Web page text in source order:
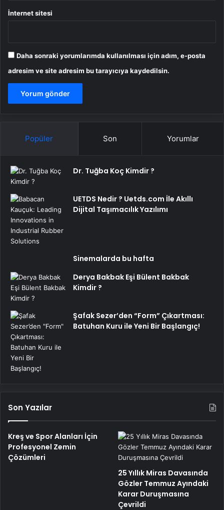
İnternet sitesi
Daha sonraki yorumlarımda kullanılması için adım, e-posta
adresim ve site adresim bu tarayıcıya kaydedilsin.
Popüler Son Yorumlar
Dr. Tuğba Koç Kimdir ?
UETDS Nedir ? Uetds.com İle Akıllı
Dijital Taşımacılık Yazılımı
Sinemalarda bu hafta
Derya Bakbak Eşi Bülent Bakbak
Kimdir ?
Şafak Sezer’den “Form” Çıkartması:
Batuhan Kuru ile Yeni Bir Başlangıç!
Son Yazılar
Kreş ve Spor Alanları İçin
Profesyonel Zemin
Çözümleri
25 Yıllık Miras Davasında
Gözler Temmuz Ayındaki
Karar Duruşmasına
Çevrildi